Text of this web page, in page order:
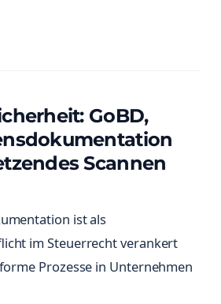
GoBD,
Scannen
ist als
im Steuerrecht verankert
Prozesse in Unternehmen